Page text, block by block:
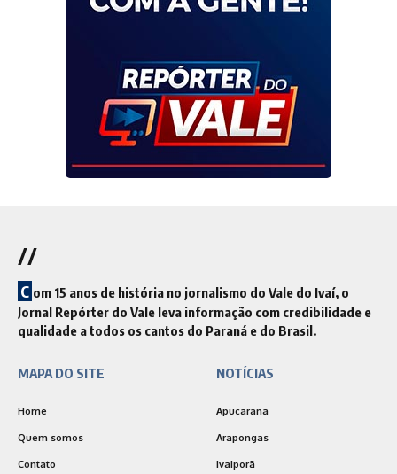
//
C om 15 anos de história no jornalismo do Vale do Ivaí, o
Jornal Repórter do Vale leva informação com credibilidade e
qualidade a todos os cantos do Paraná e do Brasil.
MAPA DO SITE
Home
Quem somos
Contato
NOTÍCIAS
Apucarana
Arapongas
Ivaiporã